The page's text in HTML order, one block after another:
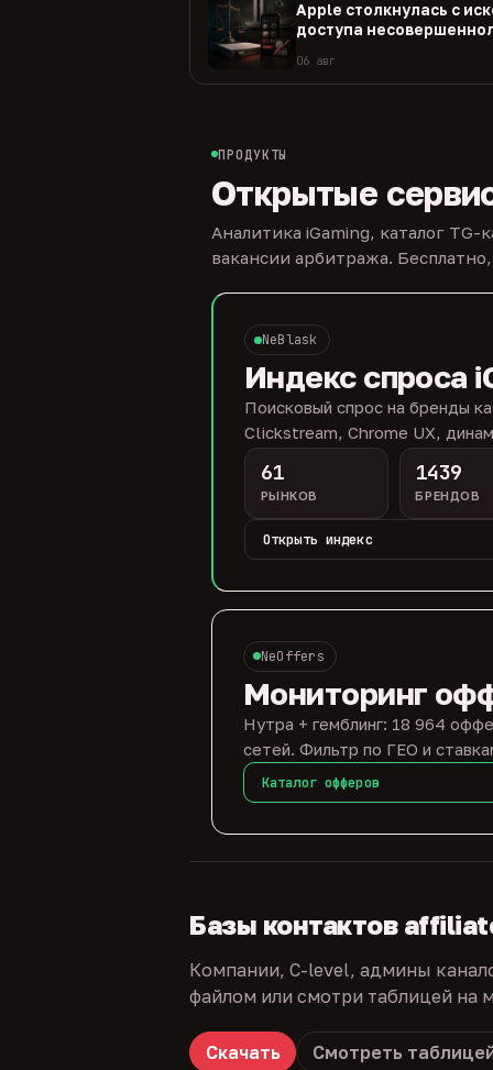
Apple столкнулась с
доступа
06 авг
ПРОДУКТЫ
Открытые
Аналитика iGaming, каталог
вакансии арбитража.
NeBlask
Индекс спроса
Поисковый спрос на бренды
Clickstream, Chrome UX,
61
РЫНКОВ
1439
БРЕНДОВ
Открыть индекс
NeOffers
Мониторинг
Нутра + гемблинг: 18 964
сетей. Фильтр по ГЕО и
Каталог офферов
Базы контактов
Компании, C-level, админы
файлом или смотри таблицей на
Скачать Смотреть